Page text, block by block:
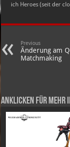
ich Heroes (seit der
Previous
Änderung am
Matchmaking
Anklicken für mehr